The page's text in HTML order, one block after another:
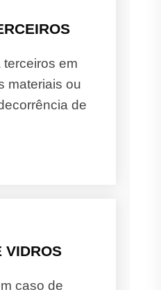
em
materiais ou
de
VIDROS
caso de